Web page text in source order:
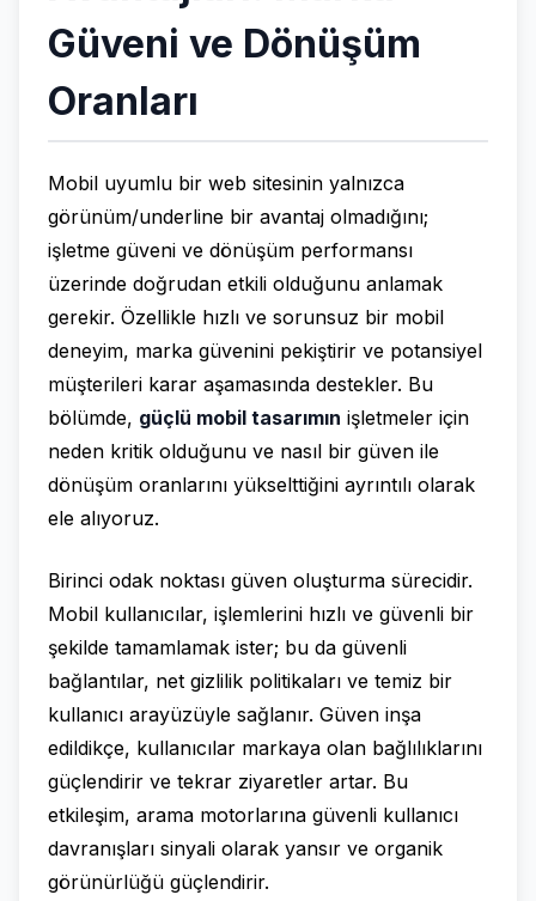
Güveni ve Dönüşüm
Oranları
Mobil uyumlu bir web sitesinin yalnızca
görünüm/underline bir avantaj olmadığını;
işletme güveni ve dönüşüm performansı
üzerinde doğrudan etkili olduğunu anlamak
gerekir. Özellikle hızlı ve sorunsuz bir mobil
deneyim, marka güvenini pekiştirir ve potansiyel
müşterileri karar aşamasında destekler. Bu
bölümde, güçlü mobil tasarımın işletmeler için
neden kritik olduğunu ve nasıl bir güven ile
dönüşüm oranlarını yükselttiğini ayrıntılı olarak
ele alıyoruz.
Birinci odak noktası güven oluşturma sürecidir.
Mobil kullanıcılar, işlemlerini hızlı ve güvenli bir
şekilde tamamlamak ister; bu da güvenli
bağlantılar, net gizlilik politikaları ve temiz bir
kullanıcı arayüzüyle sağlanır. Güven inşa
edildikçe, kullanıcılar markaya olan bağlılıklarını
güçlendirir ve tekrar ziyaretler artar. Bu
etkileşim, arama motorlarına güvenli kullanıcı
davranışları sinyali olarak yansır ve organik
görünürlüğü güçlendirir.